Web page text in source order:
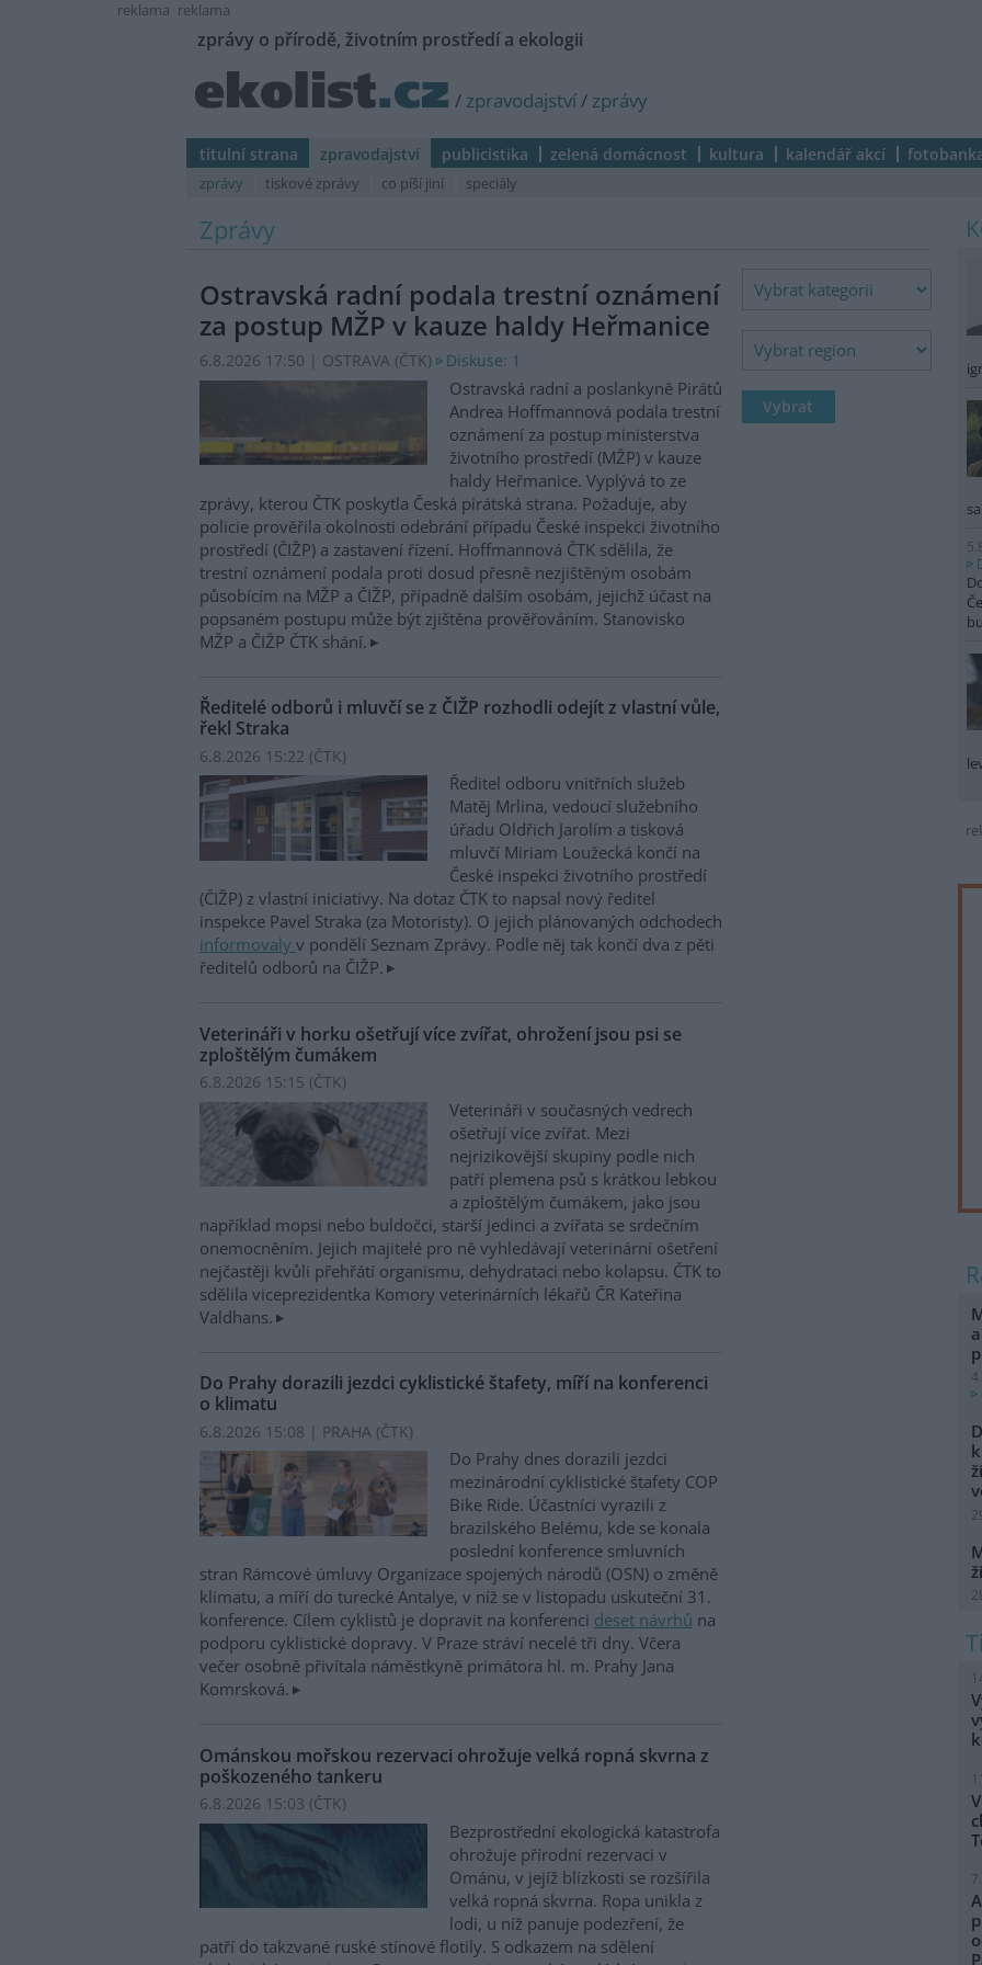
reklama reklama
zprávy o přírodě, životním prostředí a ekologii
/ zpravodajství/ zprávy
titulní strana zpravodajství publicistika zelená domácnost kultura kalendář akcí
zprávy tiskové zprávy co píší jiní speciály
Zprávy
Ostravská radní podala trestní oznámení
za postup MŽP v kauze haldy Heřmanice
6.8.2026 17:50 | OSTRAVA (ČTK) Diskuse: 1
Ostravská radní a poslankyně Pirátů
Andrea Hoffmannová podala trestní
oznámení za postup ministerstva
životního prostředí (MŽP) v kauze
haldy Heřmanice. Vyplývá to ze
zprávy, kterou ČTK poskytla Česká pirátská strana. Požaduje, aby
policie prověřila okolnosti odebrání případu České inspekci životního
prostředí (ČIŽP) a zastavení řízení. Hoffmannová ČTK sdělila, že
trestní oznámení podala proti dosud přesně nezjištěným osobám
působícím na MŽP a ČIŽP, případně dalším osobám, jejichž účast na
popsaném postupu může být zjištěna prověřováním. Stanovisko
MŽP a ČIŽP ČTK shání.
Ředitelé odborů i mluvčí se z ČIŽP rozhodli odejít z vlastní vůle,
řekl Straka
6.8.2026 15:22 (ČTK)
Ředitel odboru vnitřních služeb
Matěj Mrlina, vedoucí služebního
úřadu Oldřich Jarolím a tisková
mluvčí Miriam Loužecká končí na
České inspekci životního prostředí
(ČIŽP) z vlastní iniciativy. Na dotaz ČTK to napsal nový ředitel
inspekce Pavel Straka (za Motoristy). O jejich plánovaných odchodech
informovaly v pondělí Seznam Zprávy. Podle něj tak končí dva z pěti
ředitelů odborů na ČIŽP.
Veterináři v horku ošetřují více zvířat, ohrožení jsou psi se
zploštělým čumákem
6.8.2026 15:15 (ČTK)
Veterináři v současných vedrech
ošetřují více zvířat. Mezi
nejrizikovější skupiny podle nich
patří plemena psů s krátkou lebkou
a zploštělým čumákem, jako jsou
například mopsi nebo buldočci, starší jedinci a zvířata se srdečním
onemocněním. Jejich majitelé pro ně vyhledávají veterinární ošetření
nejčastěji kvůli přehřátí organismu, dehydrataci nebo kolapsu. ČTK to
sdělila viceprezidentka Komory veterinárních lékařů ČR Kateřina
Valdhans.
Do Prahy dorazili jezdci cyklistické štafety, míří na konferenci
o klimatu
6.8.2026 15:08 | PRAHA (ČTK)
Do Prahy dnes dorazili jezdci
mezinárodní cyklistické štafety COP
Bike Ride. Účastníci vyrazili z
brazilského Belému, kde se konala
poslední konference smluvních
stran Rámcové úmluvy Organizace spojených národů (OSN) o změně
klimatu, a míří do turecké Antalye, v níž se v listopadu uskuteční 31.
konference. Cílem cyklistů je dopravit na konferenci deset návrhů na
podporu cyklistické dopravy. V Praze stráví necelé tři dny. Včera
večer osobně přivítala náměstkyně primátora hl. m. Prahy Jana
Komrsková.
Ománskou mořskou rezervaci ohrožuje velká ropná skvrna z
poškozeného tankeru
6.8.2026 15:03 (ČTK)
Bezprostřední ekologická katastrofa
ohrožuje přírodní rezervaci v
Ománu, v jejíž blízkosti se rozšířila
velká ropná skvrna. Ropa unikla z
lodi, u níž panuje podezření, že
patří do takzvané ruské stínové flotily. S odkazem na sdělení